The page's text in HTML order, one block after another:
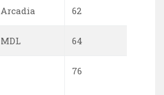
Arcadia 62
MDL 64
76